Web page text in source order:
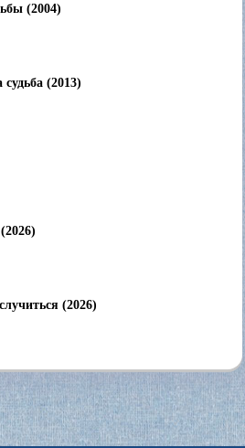
(2004)
(2013)
(2026)